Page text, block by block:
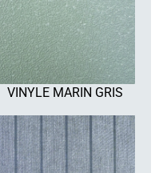
VINYLE MARIN GRIS